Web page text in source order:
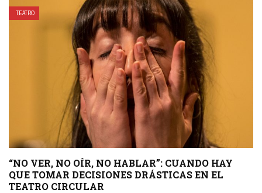
TEATRO
“NO VER, NO OÍR, NO HABLAR”: CUANDO HAY
QUE TOMAR DECISIONES DRÁSTICAS EN EL
TEATRO CIRCULAR